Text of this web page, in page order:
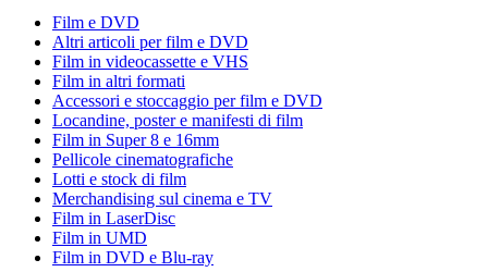
Film e DVD
Altri articoli per film e DVD
Film in videocassette e VHS
Film in altri formati
Accessori e stoccaggio per film e DVD
Locandine, poster e manifesti di film
Film in Super 8 e 16mm
Pellicole cinematografiche
Lotti e stock di film
Merchandising sul cinema e TV
Film in LaserDisc
Film in UMD
Film in DVD e Blu-ray